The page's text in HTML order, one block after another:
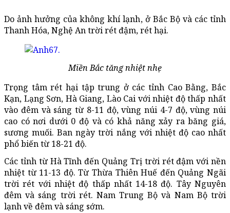
Do ảnh hưởng của không khí lạnh, ở Bắc Bộ và các tỉnh
Thanh Hóa, Nghệ An trời rét đậm, rét hại.
Miền Bắc tăng nhiệt nhẹ
Trọng tâm rét hại tập trung ở các tỉnh Cao Bằng, Bắc
Kạn, Lạng Sơn, Hà Giang, Lào Cai với nhiệt độ thấp nhất
vào đêm và sáng từ 8-11 độ, vùng núi 4-7 độ, vùng núi
cao có nơi dưới 0 độ và có khả năng xảy ra băng giá,
sương muối. Ban ngày trời nắng với nhiệt độ cao nhất
phổ biến từ 18-21 độ.
Các tỉnh từ Hà Tĩnh đến Quảng Trị trời rét đậm với nền
nhiệt từ 11-13 độ. Từ Thừa Thiên Huế đến Quảng Ngãi
trời rét với nhiệt độ thấp nhất 14-18 độ. Tây Nguyên
đêm và sáng trời rét. Nam Trung Bộ và Nam Bộ trời
lạnh về đêm và sáng sớm.